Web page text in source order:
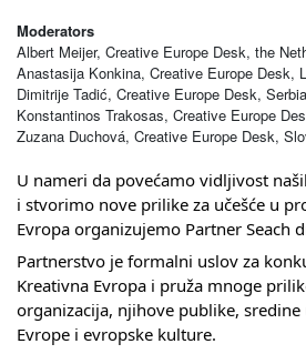
Moderators
Albert Meijer, Creative Europe Desk, the
Anastasija Konkina, Creative Europe Desk,
Dimitrije Tadić, Creative Europe Desk, Serbia
Konstantinos Trakosas, Creative Europe
Zuzana Duchová, Creative Europe Desk,
U nameri da povećamo vidljivost
i stvorimo nove prilike za učešće u
Evropa organizujemo Partner Seach
Partnerstvo je formalni uslov za
Kreativna Evropa i pruža mnoge
organizacija, njihove publike,
Evrope i evropske kulture.